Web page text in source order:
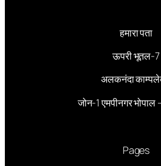
हमारा पता
ऊपरी भूतल-7
अलकनंदा
जोन-1 एमपीनगर भोपाल
Pages